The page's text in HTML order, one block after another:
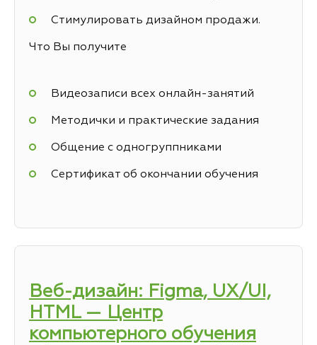
Стимулировать дизайном продажи.
Что Вы получите
Видеозаписи всех онлайн-занятий
Методички и практические задания
Общение с одногруппниками
Сертификат об окончании обучения
Веб-дизайн: Figma, UX/UI,
HTML — Центр
компьютерного обучения